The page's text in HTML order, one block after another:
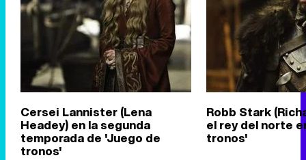
Cersei Lannister (Lena
Headey) en la segunda
temporada de 'Juego de
tronos'
Robb Stark
el rey del norte
tronos'